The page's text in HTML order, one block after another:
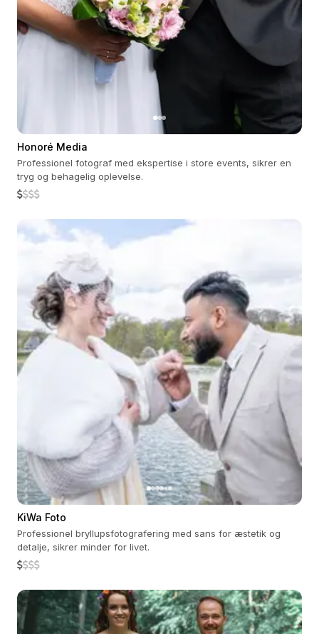
Honoré Media
Professionel fotograf med ekspertise i store events, sikrer en
tryg og behagelig oplevelse.
KiWa Foto
Professionel bryllupsfotografering med sans for æstetik og
detalje, sikrer minder for livet.